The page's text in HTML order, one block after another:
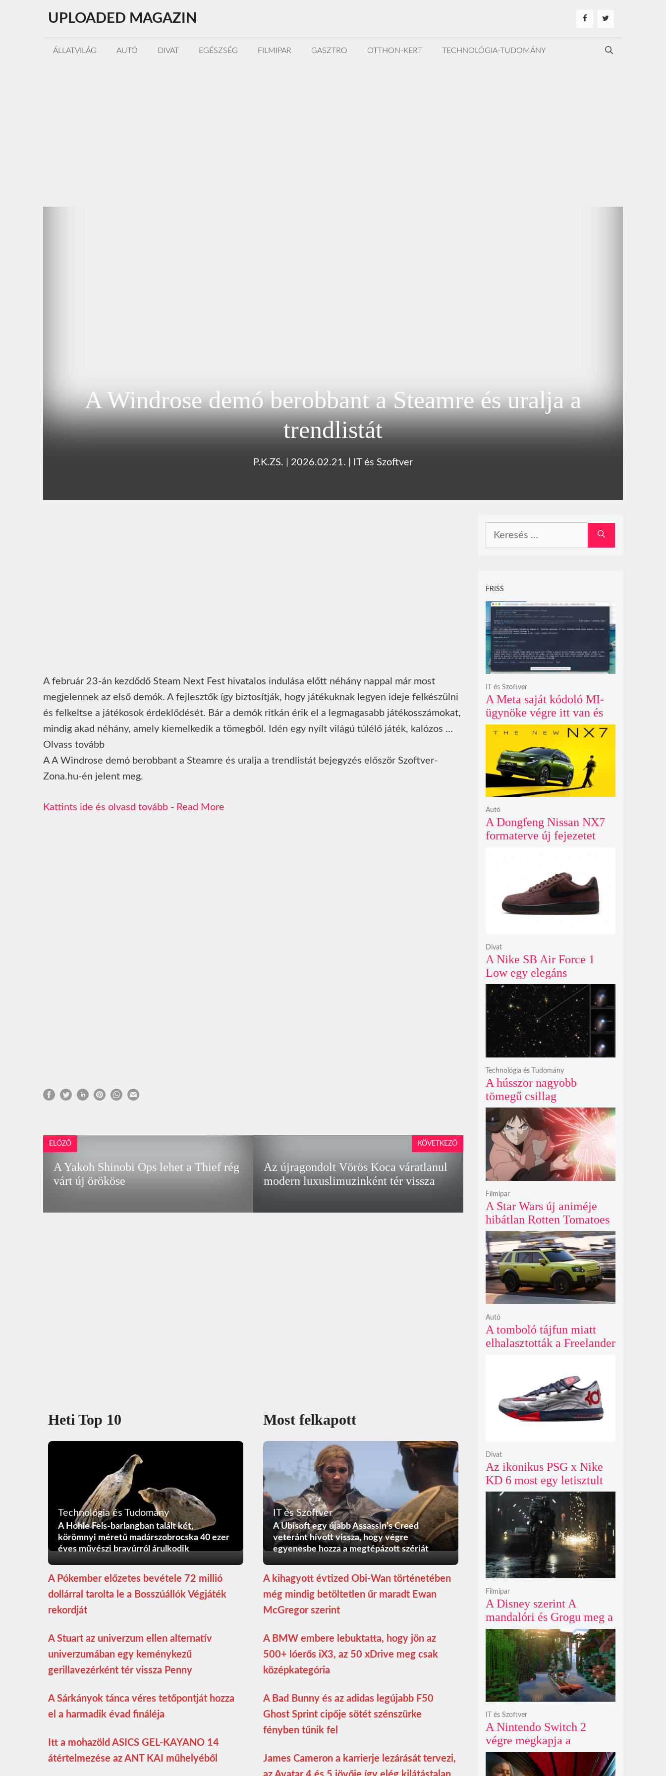
tartalomba
UPLOADED MAGAZIN
ÁLLATVILÁG AUTÓ DIVAT EGÉSZSÉG FILMIPAR GASZTRO OTTHON-KERT TECHNOLÓGIA-TUDOMÁNY
A Windrose demó berobbant a Steamre és uralja a
trendlistát
P.K.ZS. 2026.02.21. IT és Szoftver
A február 23-án kezdődő Steam Next Fest hivatalos indulása előtt néhány nappal már most
megjelennek az első demók. A fejlesztők így biztosítják, hogy játékuknak legyen ideje felkészülni
és felkeltse a játékosok érdeklődését. Bár a demók ritkán érik el a legmagasabb játékosszámokat,
mindig akad néhány, amely kiemelkedik a tömegből. Idén egy nyílt világú túlélő játék, kalózos …
Olvass tovább
A A Windrose demó berobbant a Steamre és uralja a trendlistát bejegyzés először Szoftver-
Zona.hu-én jelent meg.
Read More
ELŐZŐ
A Yakoh Shinobi Ops lehet a Thief rég
várt új örököse
Az újragondolt Vörös Koca váratlanul
modern luxuslimuzinként tér vissza
KÖVETKEZŐ
Heti Top 10
Technológia és Tudomány
A Hohle Fels-barlangban talált két,
körömnyi méretű madárszobrocska 40 ezer
éves művészi bravúrról árulkodik
A Pókember előzetes bevétele 72 millió
dollárral tarolta le a Bosszúállók Végjáték
rekordját
A Stuart az univerzum ellen alternatív
univerzumában egy keménykezű
gerillavezérként tér vissza Penny
A Sárkányok tánca véres tetőpontját hozza
el a harmadik évad fináléja
Itt a mohazöld ASICS GEL-KAYANO 14
átértelmezése az ANT KAI műhelyéből
Most felkapott
IT és Szoftver
A Ubisoft egy újabb Assassin’s Creed
veteránt hívott vissza, hogy végre
egyenesbe hozza a megtépázott szériát
A kihagyott évtized Obi-Wan történetében
még mindig betöltetlen űr maradt Ewan
McGregor szerint
A BMW embere lebuktatta, hogy jön az
500+ lóerős iX3, az 50 xDrive meg csak
középkategória
A Bad Bunny és az adidas legújabb F50
Ghost Sprint cipője sötét szénszürke
fényben tűnik fel
James Cameron a karrierje lezárását tervezi,
FRISS
A Meta saját kódoló MI-
ügynöke végre itt van és
nem fél belenyúlni a
IT és Szoftver
A Dongfeng Nissan NX7
formaterve új fejezetet
Autó
A Nike SB Air Force 1
Low egy elegáns
világosbarna
színváltozatban bukkant
fel újra
Divat
A hússzor nagyobb
tömegű csillag
szupernóvájának rejtélyes
első fényét gamma-kitörés
nélkül kapták lencsevégre
a Föld obszervatóriumai
Technológia és Tudomány
A Star Wars új animéje
hibátlan Rotten Tomatoes
értékeléssel bizonyítja
nincs szükség a
nagyvászonra
Filmipar
A tomboló tájfun miatt
elhalasztották a Freelander
Kelet-Kínában
Autó
Az ikonikus PSG x Nike
KD 6 most egy letisztult
metál ezüst színben tér
vissza
Divat
A Disney szerint A
mandalóri és Grogu meg a
Vaiana azért sikerek, mert
a mozipénztárnál
fontosabb a teljes
ökoszisztéma
teljesítménye
Filmipar
A Nintendo Switch 2
végre megkapja a
Minecraftot október 27-én
egy látványos kiadásban
IT és Szoftver